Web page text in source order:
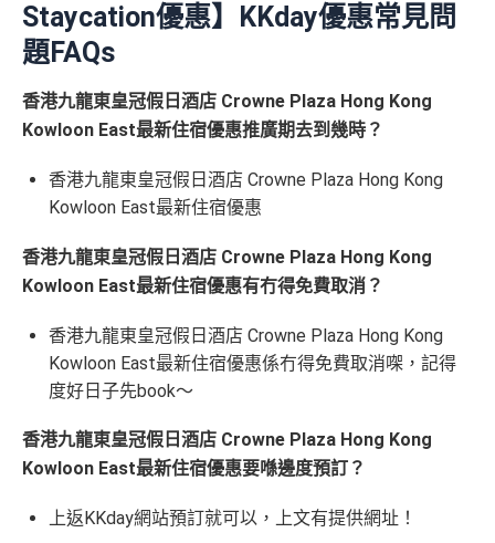
Staycation優惠】KKday優惠常見問
題FAQs
香港九龍東皇冠假日酒店 Crowne Plaza Hong Kong
Kowloon East最新住宿優惠推廣期去到幾時？
香港九龍東皇冠假日酒店 Crowne Plaza Hong Kong
Kowloon East最新住宿優惠
香港九龍東皇冠假日酒店 Crowne Plaza Hong Kong
Kowloon East最新住宿優惠有冇得免費取消？
香港九龍東皇冠假日酒店 Crowne Plaza Hong Kong
Kowloon East最新住宿優惠係冇得免費取消㗎，記得
度好日子先book～
香港九龍東皇冠假日酒店 Crowne Plaza Hong Kong
Kowloon East最新住宿優惠要喺邊度預訂？
上返KKday網站預訂就可以，上文有提供網址！